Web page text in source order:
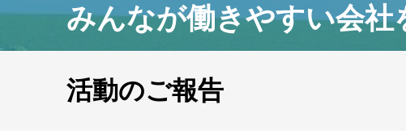
みんなが働きやすい会
活動のご報告